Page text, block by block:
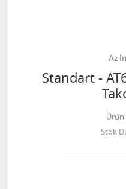
Az
Standart -
Ürün
Stok